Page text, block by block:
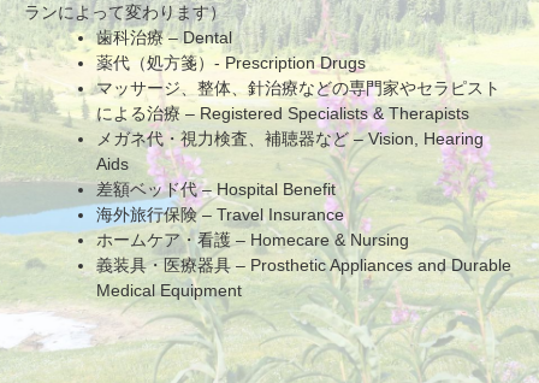
ランによって変わります）
歯科治療 – Dental
薬代（処方箋）- Prescription Drugs
マッサージ、整体、針治療などの専門家やセラピスト
による治療 – Registered Specialists & Therapists
メガネ代・視力検査、補聴器など – Vision, Hearing
Aids
差額ベッド代 – Hospital Benefit
海外旅行保険 – Travel Insurance
ホームケア・看護 – Homecare & Nursing
義装具・医療器具 – Prosthetic Appliances and Durable
Medical Equipment